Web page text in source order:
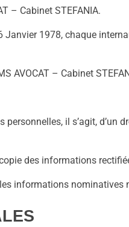
– Cabinet STEFANIA.
1978, chaque
AVOCAT – Cabinet
il s’agit,
des informations
informations